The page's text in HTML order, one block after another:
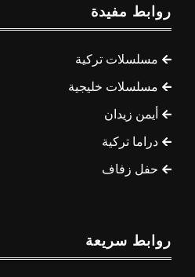
روابط مفيدة
مسلسلات تركية
مسلسلات خليجية
أيمن زيدان
دراما تركية
حفل زفاف
روابط سريعة